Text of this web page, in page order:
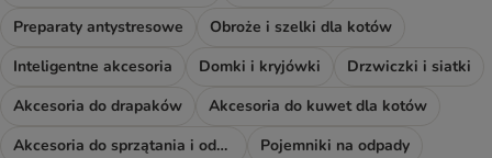
Preparaty antystresowe
Obroże i szelki dla kotów
Inteligentne akcesoria
Domki i kryjówki
Drzwiczki i siatki
Akcesoria do drapaków
Akcesoria do kuwet dla kotów
Akcesoria do sprzątania i odświeżacze
Pojemniki na odpady